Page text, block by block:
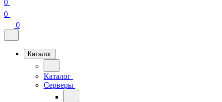
0
0
0
Каталог
Каталог
Серверы